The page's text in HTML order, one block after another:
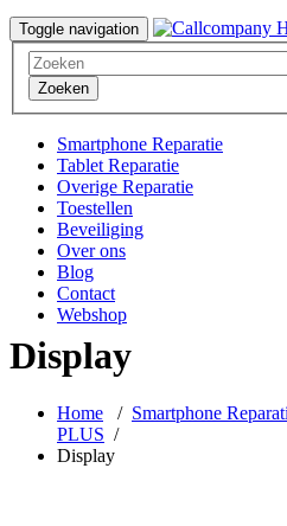
Toggle navigation
Zoeken
Smartphone Reparatie
Tablet Reparatie
Overige Reparatie
Toestellen
Beveiliging
Over ons
Blog
Contact
Webshop
Display
Home / Smartphone
PLUS /
Display